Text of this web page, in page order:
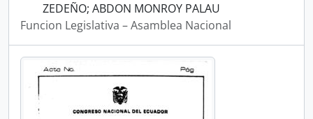
ZEDEÑO; ABDON MONROY PALAU
Funcion Legislativa – Asamblea Nacional